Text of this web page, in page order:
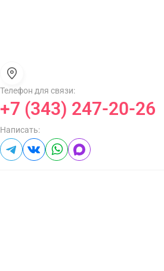
Телефон для связи:
+7 (343) 247-20-26
Написать: